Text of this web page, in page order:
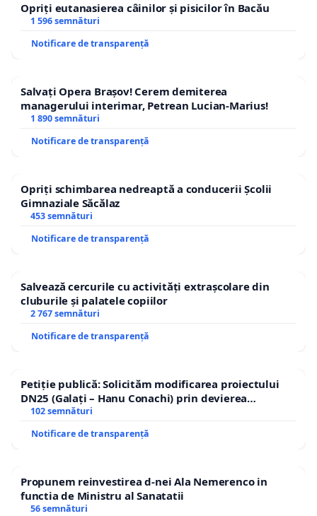
Opriți eutanasierea câinilor și pisicilor în Bacău
1 596 semnături
Notificare de transparență
Salvați Opera Brașov! Cerem demiterea
managerului interimar, Petrean Lucian-Marius!
1 890 semnături
Notificare de transparență
Opriți schimbarea nedreaptă a conducerii Școlii
Gimnaziale Săcălaz
453 semnături
Notificare de transparență
Salvează cercurile cu activități extrașcolare din
cluburile și palatele copiilor
2 767 semnături
Notificare de transparență
Petiție publică: Solicităm modificarea proiectului
DN25 (Galați – Hanu Conachi) prin devierea
traseului în afara localităților!
102 semnături
Notificare de transparență
Propunem reinvestirea d-nei Ala Nemerenco in
functia de Ministru al Sanatatii
56 semnături